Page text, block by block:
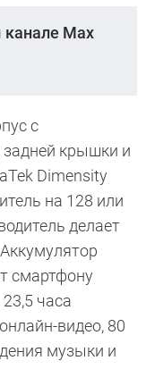
Max
с
крышки и
Dimensity
на 128 или
делает
смартфону
часа
видео, 80
музыки и